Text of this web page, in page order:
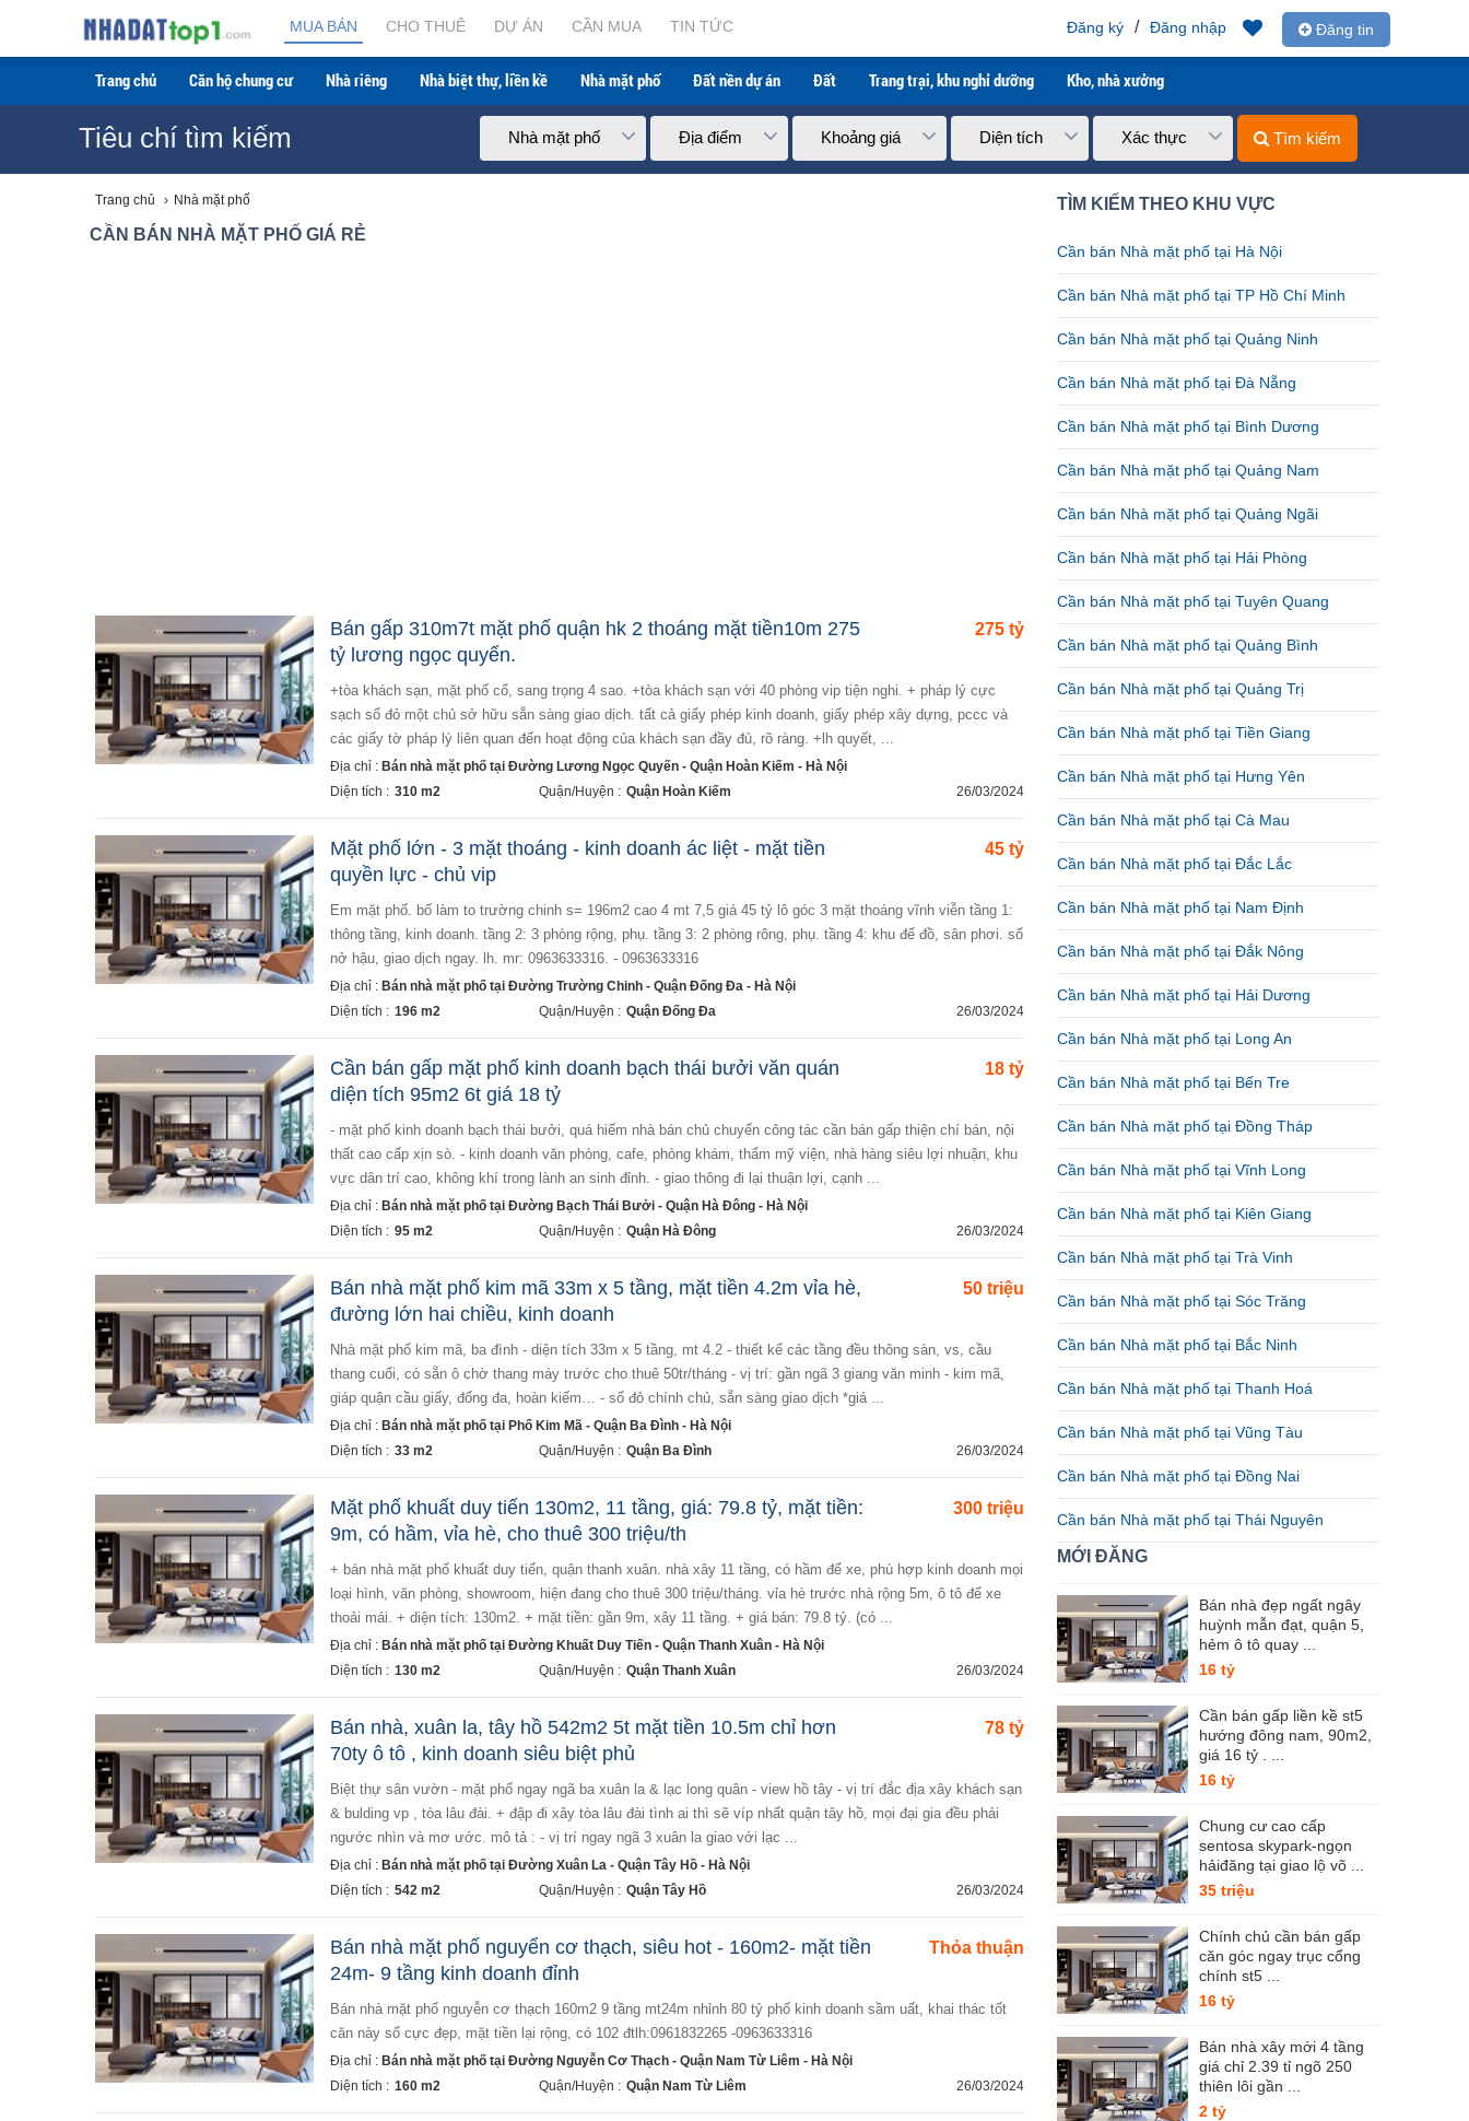
MUA BÁN CHO THUÊ DỰ ÁN CẦN MUA TIN TỨC Đăng tin
Đăng nhập
/
Đăng ký
Trang chủ Căn hộ chung cư Nhà riêng Nhà biệt thự, liền kề Nhà mặt phố Đất nền dự án Đất Trang trại, khu nghỉ dưỡng Kho, nhà xưởng
Tiêu chí tìm kiếm Nhà mặt phố Địa điểm Khoảng giá Diện tích Xác thực Tìm kiếm
Trang chủ › Nhà mặt phố
CẦN BÁN NHÀ MẶT PHỐ GIÁ RẺ
275 tỷ
Bán gấp 310m7t mặt phố quận hk 2 thoáng mặt tiền10m 275
tỷ lương ngọc quyến.
+tòa khách sạn, mặt phố cổ, sang trọng 4 sao. +tòa khách sạn với 40 phòng vip tiện nghi. + pháp lý cực
sạch sổ đỏ một chủ sở hữu sẵn sàng giao dịch. tất cả giấy phép kinh doanh, giấy phép xây dựng, pccc và
các giấy tờ pháp lý liên quan đến hoạt động của khách sạn đầy đủ, rõ ràng. +lh quyết, ...
Địa chỉ : Bán nhà mặt phố tại Đường Lương Ngọc Quyến - Quận Hoàn Kiếm - Hà Nội
Diện tích : 310 m2 Quận/Huyện : Quận Hoàn Kiếm 26/03/2024
45 tỷ
Mặt phố lớn - 3 mặt thoáng - kinh doanh ác liệt - mặt tiền
quyền lực - chủ vip
em mặt phố. bố làm to trường chinh s= 196m2 cao 4 mt 7,5 giá 45 tỷ lô góc 3 mặt thoáng vĩnh viễn tầng 1:
thông tầng, kinh doanh. tầng 2: 3 phòng rộng, phụ. tầng 3: 2 phòng rông, phụ. tầng 4: khu để đồ, sân phơi. sổ
nở hậu, giao dịch ngay. lh. mr: 0963633316. - 0963633316
Địa chỉ : Bán nhà mặt phố tại Đường Trường Chinh - Quận Đống Đa - Hà Nội
Diện tích : 196 m2 Quận/Huyện : Quận Đống Đa 26/03/2024
18 tỷ
Cần bán gấp mặt phố kinh doanh bạch thái bưởi văn quán
diện tích 95m2 6t giá 18 tỷ
- mặt phố kinh doanh bạch thái bưởi, quá hiếm nhà bán chủ chuyển công tác cần bán gấp thiện chí bán, nội
thất cao cấp xịn sò. - kinh doanh văn phòng, cafe, phòng khám, thẩm mỹ viện, nhà hàng siêu lợi nhuận, khu
vực dân trí cao, không khí trong lành an sinh đỉnh. - giao thông đi lại thuận lợi, cạnh ...
Địa chỉ : Bán nhà mặt phố tại Đường Bạch Thái Bưởi - Quận Hà Đông - Hà Nội
Diện tích : 95 m2 Quận/Huyện : Quận Hà Đông 26/03/2024
50 triệu
Bán nhà mặt phố kim mã 33m x 5 tầng, mặt tiền 4.2m vỉa hè,
đường lớn hai chiều, kinh doanh
nhà mặt phố kim mã, ba đình - diện tích 33m x 5 tầng, mt 4.2 - thiết kế các tầng đều thông sàn, vs, cầu
thang cuối, có sẵn ô chờ thang máy trước cho thuê 50tr/tháng - vị trí: gần ngã 3 giang văn minh - kim mã,
giáp quận cầu giấy, đống đa, hoàn kiếm… - sổ đỏ chính chủ, sẵn sàng giao dịch *giá ...
Địa chỉ : Bán nhà mặt phố tại Phố Kim Mã - Quận Ba Đình - Hà Nội
Diện tích : 33 m2 Quận/Huyện : Quận Ba Đình 26/03/2024
300 triệu
Mặt phố khuất duy tiến 130m2, 11 tầng, giá: 79.8 tỷ, mặt tiền:
9m, có hầm, vỉa hè, cho thuê 300 triệu/th
+ bán nhà mặt phố khuất duy tiến, quận thanh xuân. nhà xây 11 tầng, có hầm để xe, phù hợp kinh doanh mọi
loại hình, văn phòng, showroom, hiện đang cho thuê 300 triệu/tháng. vỉa hè trước nhà rộng 5m, ô tô để xe
thoải mái. + diện tích: 130m2. + mặt tiền: gần 9m, xây 11 tầng. + giá bán: 79.8 tỷ. (có ...
Địa chỉ : Bán nhà mặt phố tại Đường Khuất Duy Tiến - Quận Thanh Xuân - Hà Nội
Diện tích : 130 m2 Quận/Huyện : Quận Thanh Xuân 26/03/2024
78 tỷ
Bán nhà, xuân la, tây hồ 542m2 5t mặt tiền 10.5m chỉ hơn
70ty ô tô , kinh doanh siêu biệt phủ
biệt thự sân vườn - mặt phố ngay ngã ba xuân la & lạc long quân - view hồ tây - vị trí đắc địa xây khách sạn
& bulding vp , tòa lâu đài. + đập đi xây tòa lâu đài tình ai thì sẽ víp nhất quận tây hồ, mọi đại gia đều phải
ngước nhìn và mơ ước. mô tả : - vị trí ngay ngã 3 xuân la giao với lạc ...
Địa chỉ : Bán nhà mặt phố tại Đường Xuân La - Quận Tây Hồ - Hà Nội
Diện tích : 542 m2 Quận/Huyện : Quận Tây Hồ 26/03/2024
Thỏa thuận
Bán nhà mặt phố nguyển cơ thạch, siêu hot - 160m2- mặt tiền
24m- 9 tầng kinh doanh đỉnh
bán nhà mặt phố nguyễn cơ thạch 160m2 9 tầng mt24m nhỉnh 80 tỷ phố kinh doanh sầm uất, khai thác tốt
căn này sổ cực đẹp, mặt tiền lại rộng, có 102 đtlh:0961832265 -0963633316
Địa chỉ : Bán nhà mặt phố tại Đường Nguyễn Cơ Thạch - Quận Nam Từ Liêm - Hà Nội
Diện tích : 160 m2 Quận/Huyện : Quận Nam Từ Liêm 26/03/2024
TÌM KIẾM THEO KHU VỰC
Cần bán Nhà mặt phố tại Hà Nội
Cần bán Nhà mặt phố tại TP Hồ Chí Minh
Cần bán Nhà mặt phố tại Quảng Ninh
Cần bán Nhà mặt phố tại Đà Nẵng
Cần bán Nhà mặt phố tại Bình Dương
Cần bán Nhà mặt phố tại Quảng Nam
Cần bán Nhà mặt phố tại Quảng Ngãi
Cần bán Nhà mặt phố tại Hải Phòng
Cần bán Nhà mặt phố tại Tuyên Quang
Cần bán Nhà mặt phố tại Quảng Bình
Cần bán Nhà mặt phố tại Quảng Trị
Cần bán Nhà mặt phố tại Tiền Giang
Cần bán Nhà mặt phố tại Hưng Yên
Cần bán Nhà mặt phố tại Cà Mau
Cần bán Nhà mặt phố tại Đắc Lắc
Cần bán Nhà mặt phố tại Nam Định
Cần bán Nhà mặt phố tại Đắk Nông
Cần bán Nhà mặt phố tại Hải Dương
Cần bán Nhà mặt phố tại Long An
Cần bán Nhà mặt phố tại Bến Tre
Cần bán Nhà mặt phố tại Đồng Tháp
Cần bán Nhà mặt phố tại Vĩnh Long
Cần bán Nhà mặt phố tại Kiên Giang
Cần bán Nhà mặt phố tại Trà Vinh
Cần bán Nhà mặt phố tại Sóc Trăng
Cần bán Nhà mặt phố tại Bắc Ninh
Cần bán Nhà mặt phố tại Thanh Hoá
Cần bán Nhà mặt phố tại Vũng Tàu
Cần bán Nhà mặt phố tại Đồng Nai
Cần bán Nhà mặt phố tại Thái Nguyên
MỚI ĐĂNG
Bán nhà đẹp ngất ngây
huỳnh mẫn đạt, quận 5,
hẻm ô tô quay ...
16 tỷ
Cần bán gấp liền kề st5
hướng đông nam, 90m2,
giá 16 tỷ . ...
16 tỷ
Chung cư cao cấp
sentosa skypark-ngọn
hảiđăng tại giao lộ võ ...
35 triệu
Chính chủ cần bán gấp
căn góc ngay trục cổng
chính st5 ...
16 tỷ
Bán nhà xây mới 4 tầng
giá chỉ 2.39 tỉ ngõ 250
thiên lôi gần ...
2 tỷ